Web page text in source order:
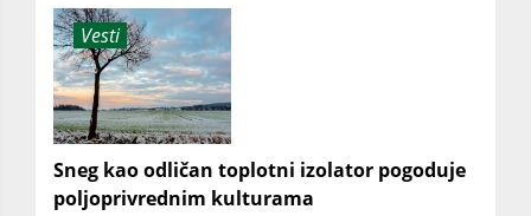
Vesti
Sneg kao odličan toplotni izolator pogoduje
poljoprivrednim kulturama